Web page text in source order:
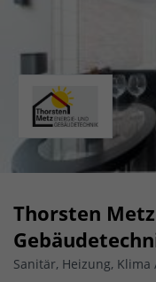
Thorsten
Sanitär, Heizung,